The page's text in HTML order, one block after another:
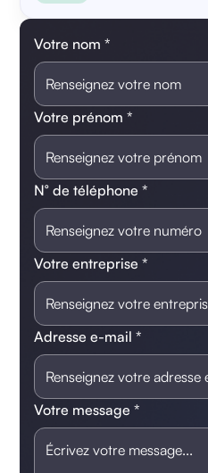
Votre nom *
Votre prénom *
N° de téléphone *
Votre entreprise *
Adresse e-mail *
Votre message *